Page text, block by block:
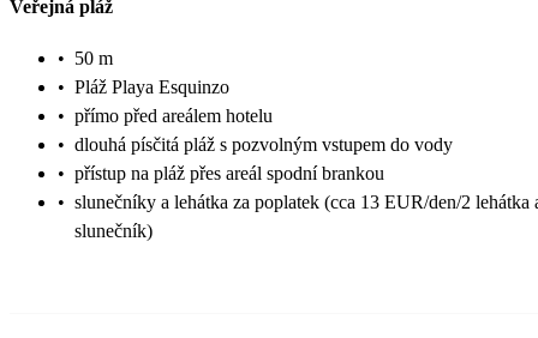
Veřejná pláž
• 50 m
• Pláž Playa Esquinzo
• přímo před areálem hotelu
• dlouhá písčitá pláž s pozvolným vstupem do vody
• přístup na pláž přes areál spodní brankou
• slunečníky a lehátka za poplatek (cca 13 EUR/den/2 lehátka
slunečník)